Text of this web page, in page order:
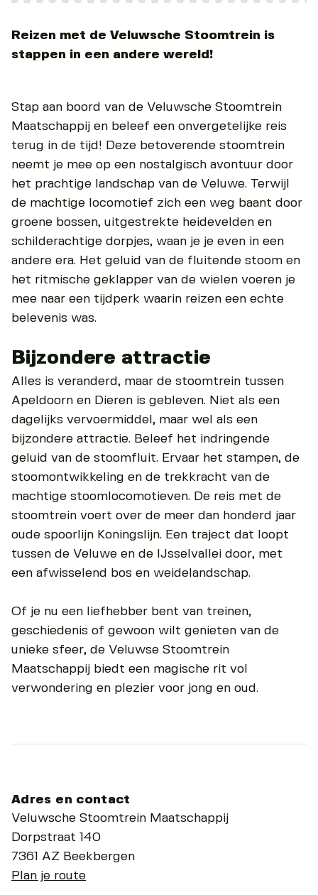
Reizen met de Veluwsche Stoomtrein is
stappen in een andere wereld!
Stap aan boord van de Veluwsche Stoomtrein
Maatschappij en beleef een onvergetelijke reis
terug in de tijd! Deze betoverende stoomtrein
neemt je mee op een nostalgisch avontuur door
het prachtige landschap van de Veluwe. Terwijl
de machtige locomotief zich een weg baant door
groene bossen, uitgestrekte heidevelden en
schilderachtige dorpjes, waan je je even in een
andere era. Het geluid van de fluitende stoom en
het ritmische geklapper van de wielen voeren je
mee naar een tijdperk waarin reizen een echte
belevenis was.
Bijzondere attractie
Alles is veranderd, maar de stoomtrein tussen
Apeldoorn en Dieren is gebleven. Niet als een
dagelijks vervoermiddel, maar wel als een
bijzondere attractie. Beleef het indringende
geluid van de stoomfluit. Ervaar het stampen, de
stoomontwikkeling en de trekkracht van de
machtige stoomlocomotieven. De reis met de
stoomtrein voert over de meer dan honderd jaar
oude spoorlijn Koningslijn. Een traject dat loopt
tussen de Veluwe en de IJsselvallei door, met
een afwisselend bos en weidelandschap.
Of je nu een liefhebber bent van treinen,
geschiedenis of gewoon wilt genieten van de
unieke sfeer, de Veluwse Stoomtrein
Maatschappij biedt een magische rit vol
verwondering en plezier voor jong en oud.
Adres en contact
Veluwsche Stoomtrein Maatschappij
Dorpstraat 140
7361 AZ Beekbergen
Plan je route